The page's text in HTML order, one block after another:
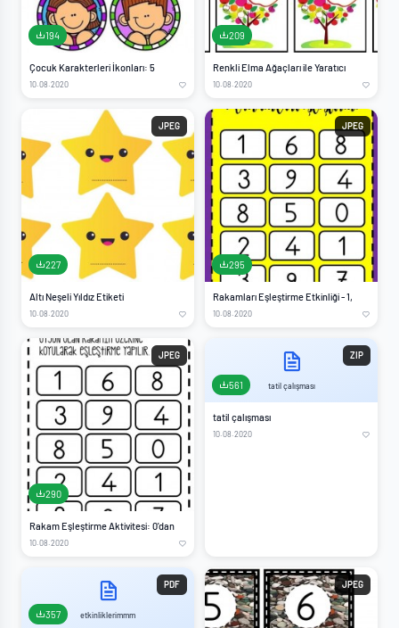
194
Çocuk Karakterleri İkonları: 5
10.08.2020
209
Renkli Elma Ağaçları ile Yaratıcı
10.08.2020
JPEG
227
Altı Neşeli Yıldız Etiketi
10.08.2020
JPEG
295
Rakamları Eşleştirme Etkinliği - 1,
10.08.2020
JPEG
290
Rakam Eşleştirme Aktivitesi: 0'dan
10.08.2020
tatil çalışması
ZIP
561
tatil çalışması
10.08.2020
etkinliklerimmm
PDF
357
JPEG